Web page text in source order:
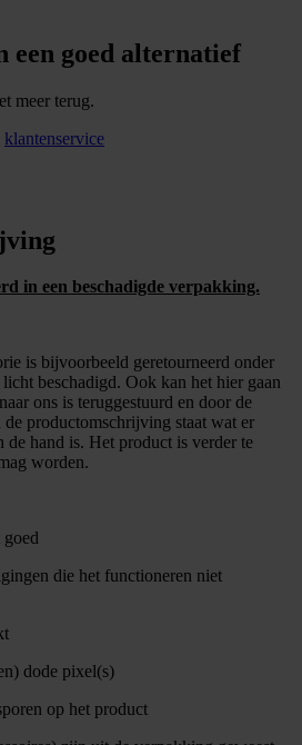
een goed alternatief
meer terug.
klantenservice
in een beschadigde verpakking.
is bijvoorbeeld geretourneerd onder
beschadigd. Ook kan het hier gaan
ons is teruggestuurd en door de
productomschrijving staat wat er
de hand is. Het product is verder te
worden.
die het functioneren niet
dode pixel(s)
op het product